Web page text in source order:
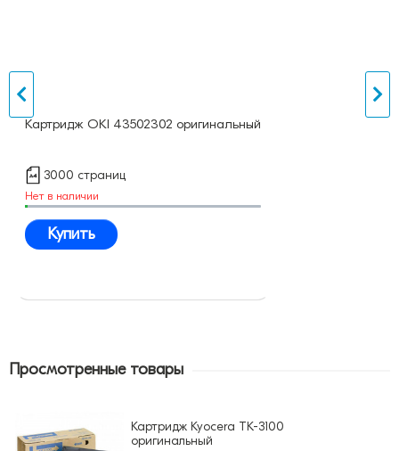
Картридж OKI 43502302 оригинальный
3000 страниц
Нет в наличии
Купить
Просмотренные товары
Картридж Kyocera TK-3100
оригинальный